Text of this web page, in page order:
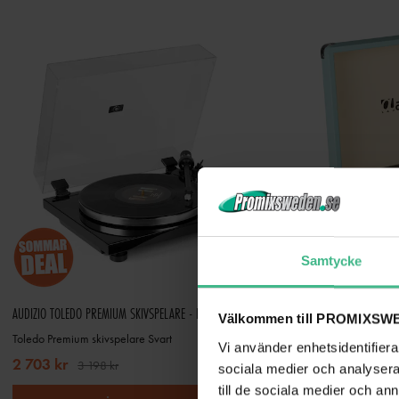
Samtycke
Välkommen till
Vi använder
sociala medier och
till de sociala medier och
AUDIZIO TOLEDO PREMIUM SKIVSPELARE - HIFI SKIVSPELARE BLUETOOTH - SVART
Toledo Premium skivspelare Svart
2 703 kr 3 198 kr 1 382 kr 1